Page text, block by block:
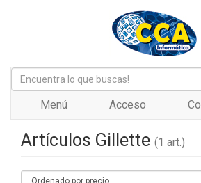
Menú Acceso
Artículos Gillette (1 art.)